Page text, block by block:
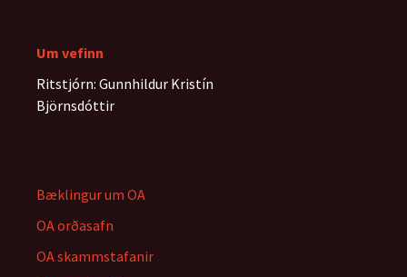
Um vefinn
Ritstjórn: Gunnhildur Kristín
Björnsdóttir
Bæklingur um OA
OA orðasafn
OA skammstafanir